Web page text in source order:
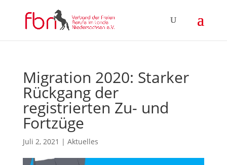
Migration 2020: Starker
Rückgang der
registrierten Zu- und
Fortzüge
Juli 2, 2021 | Aktuelles